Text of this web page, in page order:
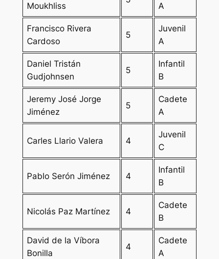
Moukhliss
A
Francisco Rivera
Cardoso
5
Juvenil
A
Daniel Tristán
Gudjohnsen
5
Infantil
B
Jeremy José Jorge
Jiménez
5
Cadete
A
Carles Llario Valera 4
Juvenil
C
Pablo Serón Jiménez 4
Infantil
B
Nicolás Paz Martínez 4
Cadete
B
David de la Víbora
Bonilla
4
Cadete
A